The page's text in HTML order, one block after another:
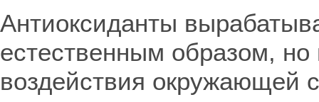
Антиоксиданты
естественным образом, но
воздействия окружающей